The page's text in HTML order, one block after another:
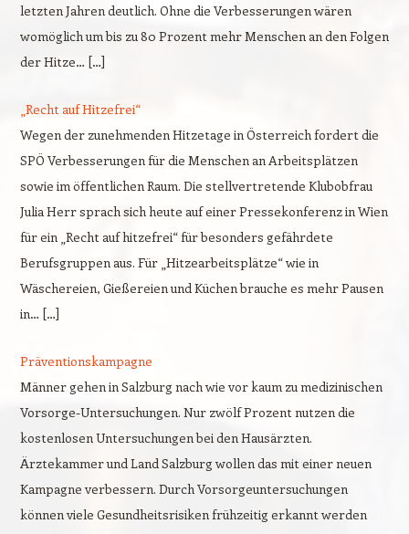
letzten Jahren deutlich. Ohne die Verbesserungen wären
womöglich um bis zu 80 Prozent mehr Menschen an den Folgen
der Hitze… […]
„Recht auf Hitzefrei“
Wegen der zunehmenden Hitzetage in Österreich fordert die
SPÖ Verbesserungen für die Menschen an Arbeitsplätzen
sowie im öffentlichen Raum. Die stellvertretende Klubobfrau
Julia Herr sprach sich heute auf einer Pressekonferenz in Wien
für ein „Recht auf hitzefrei“ für besonders gefährdete
Berufsgruppen aus. Für „Hitzearbeitsplätze“ wie in
Wäschereien, Gießereien und Küchen brauche es mehr Pausen
in… […]
Präventionskampagne
Männer gehen in Salzburg nach wie vor kaum zu medizinischen
Vorsorge-Untersuchungen. Nur zwölf Prozent nutzen die
kostenlosen Untersuchungen bei den Hausärzten.
Ärztekammer und Land Salzburg wollen das mit einer neuen
Kampagne verbessern. Durch Vorsorgeuntersuchungen
können viele Gesundheitsrisiken frühzeitig erkannt werden